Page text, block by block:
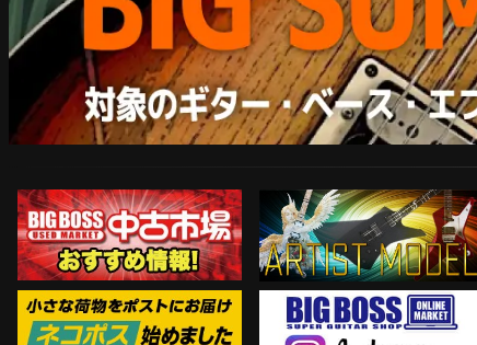
中古市場おすすめ情報!! ARTIST MODEL
ネコポス対象商品はコチラ Instagram